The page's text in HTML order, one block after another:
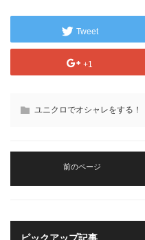
Tweet
+1
ユニクロでオシャレをする！
前のページ
ピックアップ記事